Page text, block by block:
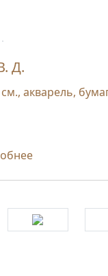
Д.
акварель,